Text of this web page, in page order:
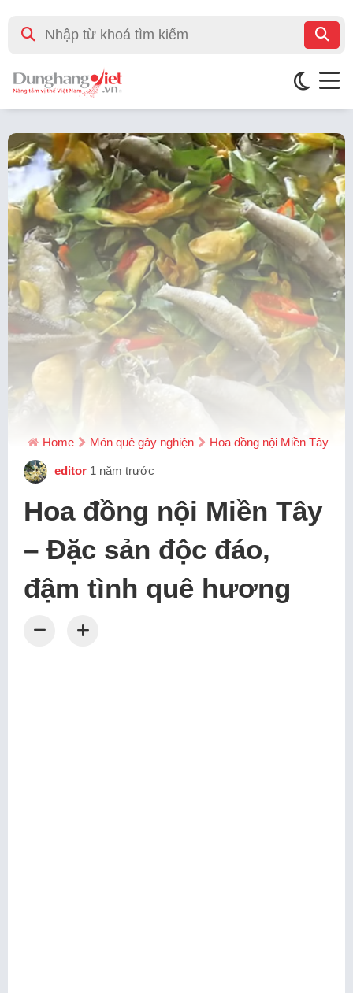
Home Món quê gây nghiện Hoa đồng nội Miền Tây –
editor 1 năm trước
Hoa đồng nội Miền Tây
– Đặc sản độc đáo,
đậm tình quê hương